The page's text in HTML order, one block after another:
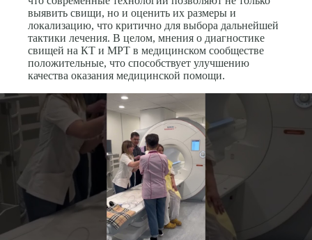
выявить свищи, но и оценить их размеры и
локализацию, что критично для выбора дальнейшей
тактики лечения. В целом, мнения о диагностике
свищей на КТ и МРТ в медицинском сообществе
положительные, что способствует улучшению
качества оказания медицинской помощи.